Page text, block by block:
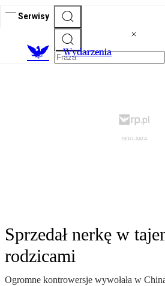
Serwisy
Wydarzenia
Sprzedał nerkę w
rodzicami
Ogromne kontrowersje wywołała w